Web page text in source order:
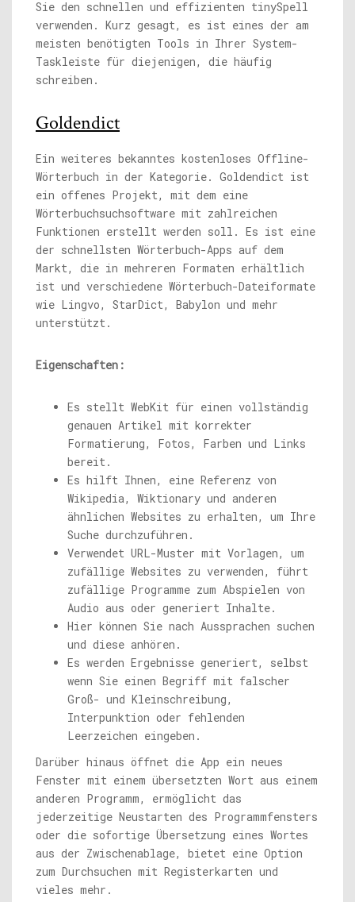
Sie den schnellen und effizienten tinySpell
verwenden. Kurz gesagt, es ist eines der am
meisten benötigten Tools in Ihrer System-
Taskleiste für diejenigen, die häufig
schreiben.
Goldendict
Ein weiteres bekanntes kostenloses Offline-
Wörterbuch in der Kategorie. Goldendict ist
ein offenes Projekt, mit dem eine
Wörterbuchsuchsoftware mit zahlreichen
Funktionen erstellt werden soll. Es ist eine
der schnellsten Wörterbuch-Apps auf dem
Markt, die in mehreren Formaten erhältlich
ist und verschiedene Wörterbuch-Dateiformate
wie Lingvo, StarDict, Babylon und mehr
unterstützt.
Eigenschaften:
Es stellt WebKit für einen vollständig
genauen Artikel mit korrekter
Formatierung, Fotos, Farben und Links
bereit.
Es hilft Ihnen, eine Referenz von
Wikipedia, Wiktionary und anderen
ähnlichen Websites zu erhalten, um Ihre
Suche durchzuführen.
Verwendet URL-Muster mit Vorlagen, um
zufällige Websites zu verwenden, führt
zufällige Programme zum Abspielen von
Audio aus oder generiert Inhalte.
Hier können Sie nach Aussprachen suchen
und diese anhören.
Es werden Ergebnisse generiert, selbst
wenn Sie einen Begriff mit falscher
Groß- und Kleinschreibung,
Interpunktion oder fehlenden
Leerzeichen eingeben.
Darüber hinaus öffnet die App ein neues
Fenster mit einem übersetzten Wort aus einem
anderen Programm, ermöglicht das
jederzeitige Neustarten des Programmfensters
oder die sofortige Übersetzung eines Wortes
aus der Zwischenablage, bietet eine Option
zum Durchsuchen mit Registerkarten und
vieles mehr.